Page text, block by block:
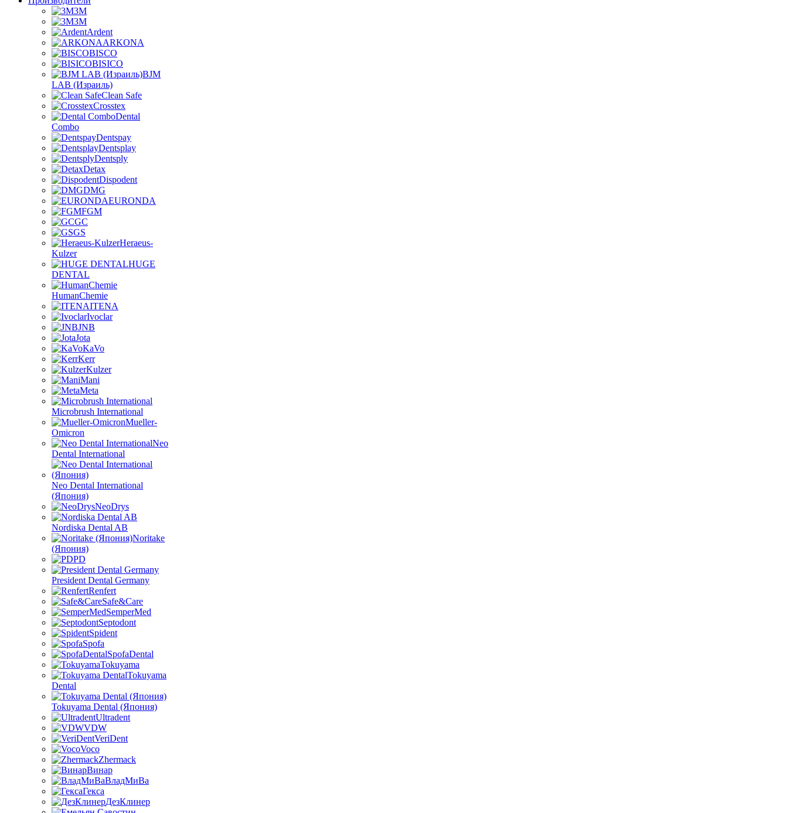
3M
3М
Ardent
ARKONA
BISCO
BISICO
BJM
LAB (Израиль)
Clean Safe
Crosstex
Dental
Combo
Dentspay
Dentsplay
Dentsply
Detax
Dispodent
DMG
EURONDA
FGM
GC
GS
Heraeus-
Kulzer
HUGE
DENTAL
HumanChemie
ITENA
Ivoclar
JNB
Jota
KaVo
Kerr
Kulzer
Mani
Meta
Microbrush International
Mueller-
Omicron
Neo
Dental International
Neo Dental International
(Япония)
NeoDrys
Nordiska Dental AB
Noritake
(Япония)
PD
President Dental Germany
Renfert
Safe&Care
SemperMed
Septodont
Spident
Spofa
SpofaDental
Tokuyama
Tokuyama
Dental
Tokuyama Dental (Япония)
Ultradent
VDW
VeriDent
Voco
Zhermack
Винар
ВладМиВа
Гекса
ДезКлинер